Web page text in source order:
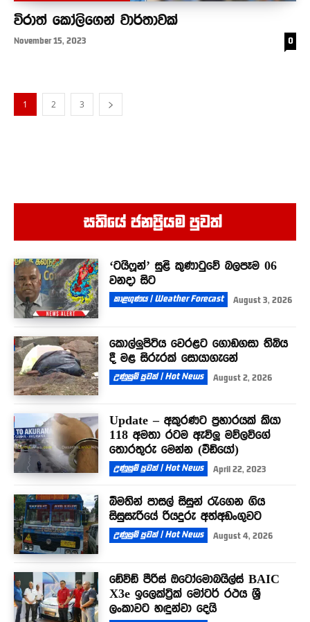
විරාත් කෝලිගෙන් වාර්තාවක්
November 15, 2023 0
1 2 3
සතියේ ජනප්‍රියම පුවත් ‍
‘ටයිෆූන්’ සුළි කුණාටුවේ බලපෑම 06
වනදා සිට
කාළගුණය | Weather Forecast August 3, 2026
කොල්ලුපිටිය වෙරළට ගොඩගසා තිබිය
දී මළ සිරුරක් සොයාගැනේ
උණුසුම් පුවත් | Hot News August 2, 2026
Update – අකුරණට ප්‍රහාරයක් කියා
118 අමතා රටම ඇවිලූ මව්ලවිගේ
තොරතුරු මෙන්න (වීඩියෝ)
උණුසුම් පුවත් | Hot News April 22, 2023
බීමතින් පාසල් සිසුන් රැගෙන ගිය
සිසුසැරියේ රියදුරු අත්අඩංගුවට
උණුසුම් පුවත් | Hot News August 4, 2026
ඩේවිඩ් පීරිස් ඔටෝමොබයිල්ස් BAIC
X3e ඉලෙක්ට්‍රික් මෝටර් රථය ශ්‍රී
ලංකාවට හඳුන්වා දෙයි